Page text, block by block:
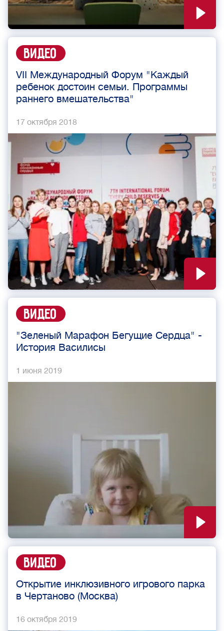
Видео
VII Международный Форум "Каждый
ребенок достоин семьи. Программы
раннего вмешательства"
17 октября 2018
Видео
"Зеленый Марафон Бегущие Сердца" -
История Василисы
1 июня 2019
Видео
Открытие инклюзивного игрового парка
в Чертаново (Москва)
16 октября 2019